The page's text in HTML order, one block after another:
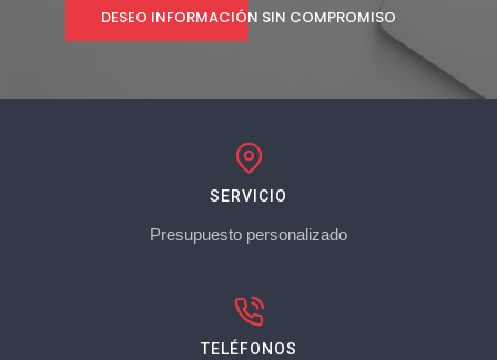
DESEO INFORMACIÓN SIN COMPROMISO
SERVICIO
Presupuesto personalizado
TELÉFONOS